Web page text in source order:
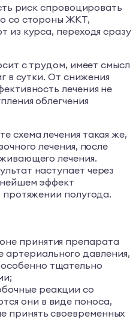
риск спровоцировать
со стороны ЖКТ,
из курса, переходя сразу
с трудом, имеет смысл
в сутки. От снижения
лечения не
облегчения
схема лечения такая же,
лечения, после
лечения.
наступает через
эффект
протяжении полугода.
принятия препарата
давления,
тщательно
реакции со
они в виде поноса,
принять своевременных